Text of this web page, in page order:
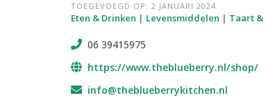
TOEGEVOEGD OP: 2 JANUARI 2024
Eten & Drinken | Levensmiddelen | Taart &
06 39415975
https://www.theblueberry.nl/shop/
info@theblueberrykitchen.nl